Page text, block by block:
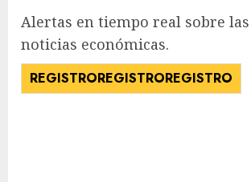
Alertas en tiempo real sobre
noticias económicas.
REGISTROREGISTROREGISTRO